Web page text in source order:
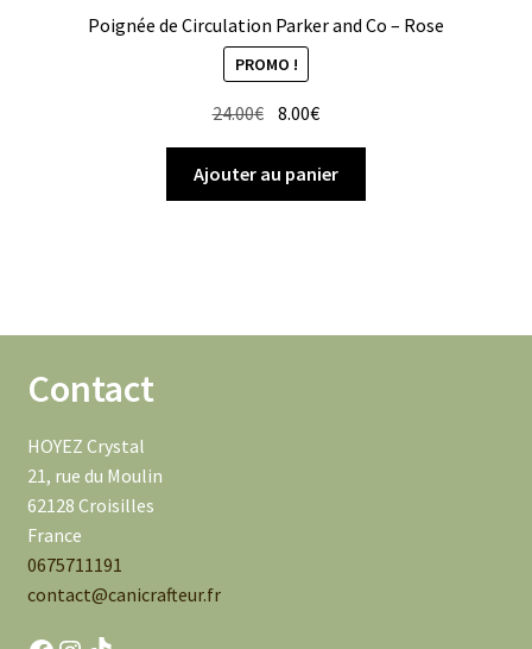
Poignée de Circulation Parker and Co – Rose
PROMO !
24.00€ Le
initial
était :
8.00€Le
actuel
est :
Ajouter au panier
Contact
HOYEZ Crystal
21, rue du Moulin
62128 Croisilles
France
0675711191
contact@canicrafteur.fr